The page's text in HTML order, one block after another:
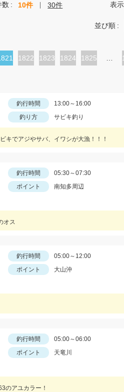
数 10件 30件 表
並び順
ペ
1822
ペ
1823
ペ
1824
ペ
1825
釣行時間
13:00～16:00
釣り方 サビキ釣り
キでアジやサバ、イワシが大漁！！！
釣行時間
05:30～07:30
ポイント
南知多周辺
オス
釣行時間
05:00～12:00
ポイント
大山沖
釣行時間
05:00～06:00
ポイント
天竜川
のアユカラー！